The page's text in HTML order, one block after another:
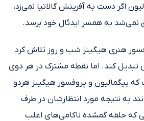
اگر دست به آفرینش گالاتیا نمی‌زد،
نمی‌شد به همسر ایدئال خود برسد.
هنری هیگینز شب و روز تلاش کرد
تبدیل کند. اما نقطه مشترک در هر دوی
پیگمالیون و پروفسور هیگینز هردو
به نتیجه مورد انتظارشان در طرف
که حلقه گمشده ناکامی‌های اغلب